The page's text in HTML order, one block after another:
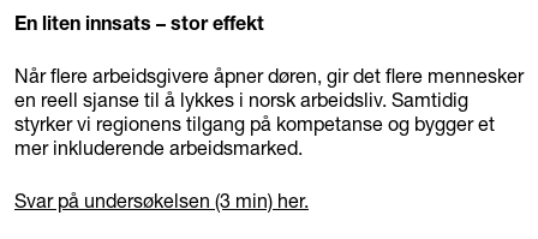
En liten innsats – stor effekt
Når flere arbeidsgivere åpner døren, gir det flere mennesker
en reell sjanse til å lykkes i norsk arbeidsliv. Samtidig
styrker vi regionens tilgang på kompetanse og bygger et
mer inkluderende arbeidsmarked.
Svar på undersøkelsen (3 min) her.